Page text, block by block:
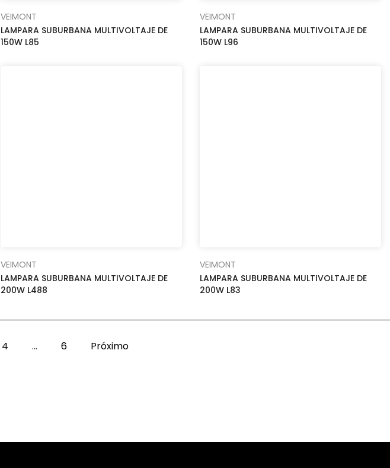
VEIMONT
LAMPARA SUBURBANA MULTIVOLTAJE DE
150W L85
VEIMONT
LAMPARA SUBURBANA MULTIVOLTAJE DE
150W L96
VEIMONT
LAMPARA SUBURBANA MULTIVOLTAJE DE
200W L488
VEIMONT
LAMPARA SUBURBANA MULTIVOLTAJE DE
200W L83
4 … 6 Próximo